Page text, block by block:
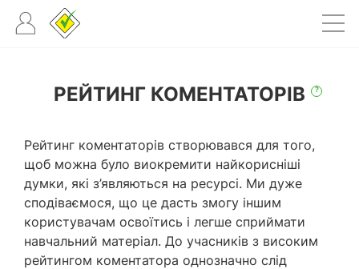
РЕЙТИНГ КОМЕНТАТОРІВ ?
Рейтинг коментаторів створювався для того,
щоб можна було виокремити найкорисніші
думки, які з’являються на ресурсі. Ми дуже
сподіваємося, що це дасть змогу іншим
користувачам освоїтись і легше сприймати
навчальний матеріал. До учасників з високим
рейтингом коментатора однозначно слід